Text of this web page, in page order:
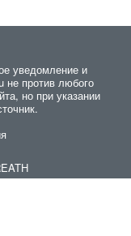
уведомление и
не против любого
но при указании